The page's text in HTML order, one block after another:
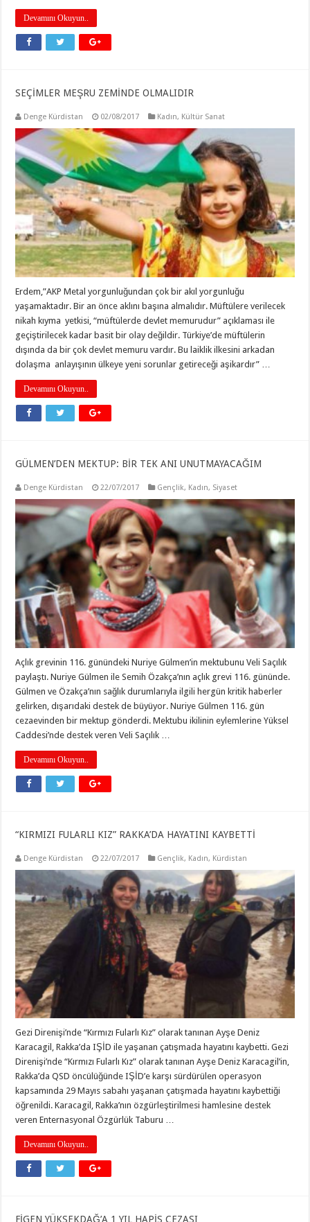
Devamını Okuyun..
SEÇİMLER MEŞRU ZEMİNDE OLMALIDIR
Denge Kürdistan 02/08/2017 Kadın, Kültür Sanat
Erdem,”AKP Metal yorgunluğundan çok bir akıl yorgunluğu
yaşamaktadır. Bir an önce aklını başına almalıdır. Müftülere verilecek
nikah kıyma yetkisi, “müftülerde devlet memurudur” açıklaması ile
geçiştirilecek kadar basit bir olay değildir. Türkiye’de müftülerin
dışında da bir çok devlet memuru vardır. Bu laiklik ilkesini arkadan
dolaşma anlayışının ülkeye yeni sorunlar getireceği aşikardır” …
Devamını Okuyun..
GÜLMEN’DEN MEKTUP: BİR TEK ANI UNUTMAYACAĞIM
Denge Kürdistan 22/07/2017 Gençlik, Kadın, Siyaset
Açlık grevinin 116. günündeki Nuriye Gülmen’in mektubunu Veli Saçılık
paylaştı. Nuriye Gülmen ile Semih Özakça’nın açlık grevi 116. gününde.
Gülmen ve Özakça’nın sağlık durumlarıyla ilgili hergün kritik haberler
gelirken, dışarıdaki destek de büyüyor. Nuriye Gülmen 116. gün
cezaevinden bir mektup gönderdi. Mektubu ikilinin eylemlerine Yüksel
Caddesi’nde destek veren Veli Saçılık …
Devamını Okuyun..
“KIRMIZI FULARLI KIZ” RAKKA’DA HAYATINI KAYBETTİ
Denge Kürdistan 22/07/2017 Gençlik, Kadın, Kürdistan
Gezi Direnişi’nde “Kırmızı Fularlı Kız” olarak tanınan Ayşe Deniz
Karacagil, Rakka’da IŞİD ile yaşanan çatışmada hayatını kaybetti. Gezi
Direnişi’nde “Kırmızı Fularlı Kız” olarak tanınan Ayşe Deniz Karacagil’in,
Rakka’da QSD öncülüğünde IŞİD’e karşı sürdürülen operasyon
kapsamında 29 Mayıs sabahı yaşanan çatışmada hayatını kaybettiği
öğrenildi. Karacagil, Rakka’nın özgürleştirilmesi hamlesine destek
veren Enternasyonal Özgürlük Taburu …
Devamını Okuyun..
FİGEN YÜKSEKDAĞ’A 1 YIL HAPİS CEZASI